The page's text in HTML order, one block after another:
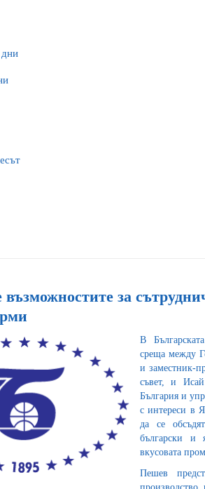
възможностите за
В
среща между
и заместник-
съвет, и
България и
с интереси в
да се
български и
вкусовата
Пешев